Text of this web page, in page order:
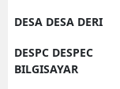
DESA DESA DERI
DESPC DESPEC
BILGISAYAR